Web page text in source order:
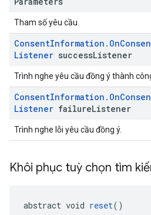
Tham số yêu cầu.
ConsentInformation . On
Listener successListener
Trình nghe yêu cầu đồng ý thành
ConsentInformation . On
Listener failureListener
Trình nghe lỗi yêu cầu đồng ý.
Khôi phục tuỳ chọn tìm
abstract void reset()